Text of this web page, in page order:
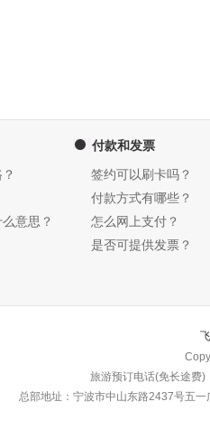
意思？
付款和发票
签约可以刷卡吗？
付款方式有哪些？
怎么网上支付？
是否可提供发票？
旅游预订电话(免长途费
总部地址：宁波市中山东路2437号五